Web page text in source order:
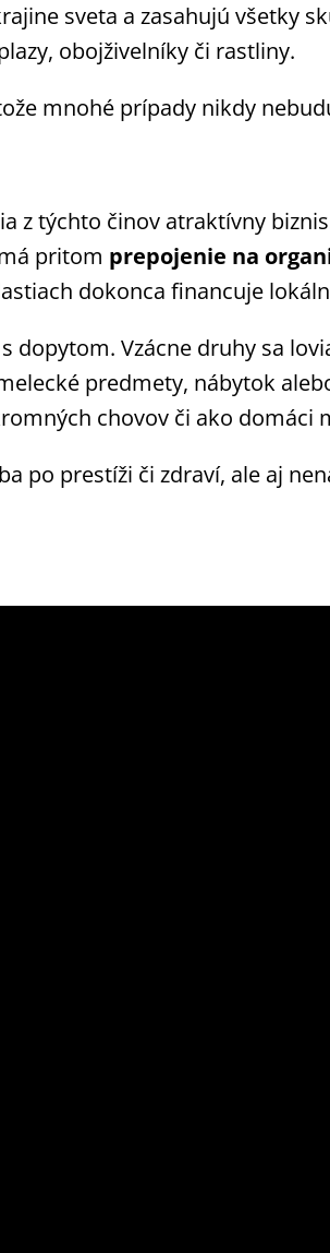
sveta a zasahujú všetky
obojživelníky či rastliny.
mnohé prípady nikdy
z týchto činov atraktívny
pritom prepojenie na
dokonca financuje
dopytom. Vzácne druhy sa
predmety, nábytok
chovov či ako domáci
po prestíži či zdraví, ale aj